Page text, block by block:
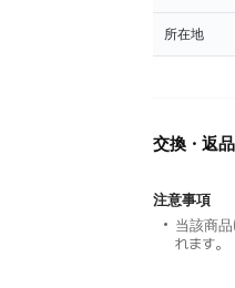
所在地
交換・返
注意事項
当該商
れます。